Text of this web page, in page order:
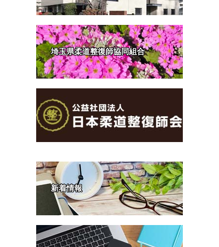
埼玉県柔道整復師協同組合
新着情報